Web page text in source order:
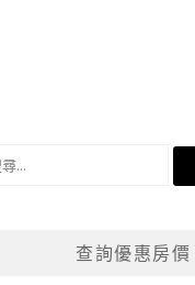
查詢優惠房價